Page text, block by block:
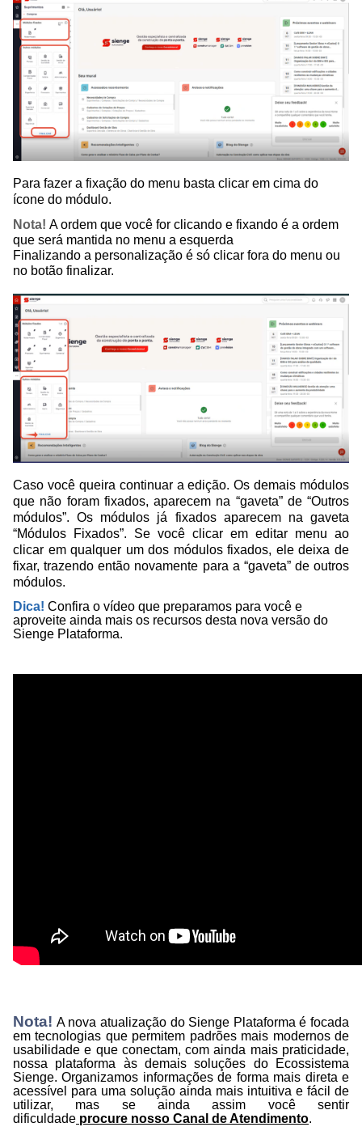
Para fazer a fixação do menu basta clicar em cima do
ícone do módulo.
Nota! A ordem que você for clicando e fixando é a ordem
que será mantida no menu a esquerda
Finalizando a personalização é só clicar fora do menu ou
no botão finalizar.
Caso você queira continuar a edição. Os demais módulos
que não foram fixados, aparecem na “gaveta” de “Outros
módulos”. Os módulos já fixados aparecem na gaveta
“Módulos Fixados”. Se você clicar em editar menu ao
clicar em qualquer um dos módulos fixados, ele deixa de
fixar, trazendo então novamente para a “gaveta” de outros
módulos.
Dica! Confira o vídeo que preparamos para você e
aproveite ainda mais os recursos desta nova versão do
Sienge Plataforma.
Nota! A nova atualização do Sienge Plataforma é focada
em tecnologias que permitem padrões mais modernos de
usabilidade e que conectam, com ainda mais praticidade,
nossa plataforma às demais soluções do Ecossistema
Sienge. Organizamos informações de forma mais direta e
acessível para uma solução ainda mais intuitiva e fácil de
utilizar, mas se ainda assim você sentir
dificuldade procure nosso Canal de Atendimento.